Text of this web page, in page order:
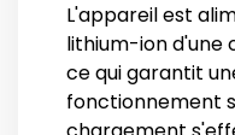
L'appareil est
lithium-ion d'une
ce qui garantit
fonctionnement